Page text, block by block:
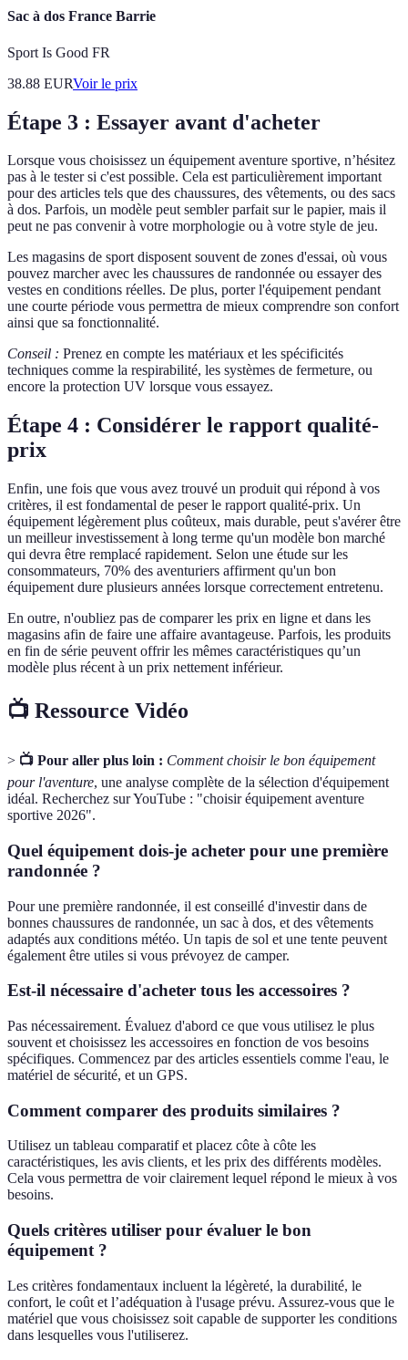
Sac à dos France Barrie
Sport Is Good FR
38.88 EURVoir le prix
Étape 3 : Essayer avant d'acheter
Lorsque vous choisissez un équipement aventure sportive, n’hésitez
pas à le tester si c'est possible. Cela est particulièrement important
pour des articles tels que des chaussures, des vêtements, ou des sacs
à dos. Parfois, un modèle peut sembler parfait sur le papier, mais il
peut ne pas convenir à votre morphologie ou à votre style de jeu.
Les magasins de sport disposent souvent de zones d'essai, où vous
pouvez marcher avec les chaussures de randonnée ou essayer des
vestes en conditions réelles. De plus, porter l'équipement pendant
une courte période vous permettra de mieux comprendre son confort
ainsi que sa fonctionnalité.
Conseil : Prenez en compte les matériaux et les spécificités
techniques comme la respirabilité, les systèmes de fermeture, ou
encore la protection UV lorsque vous essayez.
Étape 4 : Considérer le rapport qualité-
prix
Enfin, une fois que vous avez trouvé un produit qui répond à vos
critères, il est fondamental de peser le rapport qualité-prix. Un
équipement légèrement plus coûteux, mais durable, peut s'avérer être
un meilleur investissement à long terme qu'un modèle bon marché
qui devra être remplacé rapidement. Selon une étude sur les
consommateurs, 70% des aventuriers affirment qu'un bon
équipement dure plusieurs années lorsque correctement entretenu.
En outre, n'oubliez pas de comparer les prix en ligne et dans les
magasins afin de faire une affaire avantageuse. Parfois, les produits
en fin de série peuvent offrir les mêmes caractéristiques qu’un
modèle plus récent à un prix nettement inférieur.
📺 Ressource Vidéo
> 📺 Pour aller plus loin : Comment choisir le bon équipement
pour l'aventure, une analyse complète de la sélection d'équipement
idéal. Recherchez sur YouTube : "choisir équipement aventure
sportive 2026".
Quel équipement dois-je acheter pour une première
randonnée ?
Pour une première randonnée, il est conseillé d'investir dans de
bonnes chaussures de randonnée, un sac à dos, et des vêtements
adaptés aux conditions météo. Un tapis de sol et une tente peuvent
également être utiles si vous prévoyez de camper.
Est-il nécessaire d'acheter tous les accessoires ?
Pas nécessairement. Évaluez d'abord ce que vous utilisez le plus
souvent et choisissez les accessoires en fonction de vos besoins
spécifiques. Commencez par des articles essentiels comme l'eau, le
matériel de sécurité, et un GPS.
Comment comparer des produits similaires ?
Utilisez un tableau comparatif et placez côte à côte les
caractéristiques, les avis clients, et les prix des différents modèles.
Cela vous permettra de voir clairement lequel répond le mieux à vos
besoins.
Quels critères utiliser pour évaluer le bon
équipement ?
Les critères fondamentaux incluent la légèreté, la durabilité, le
confort, le coût et l’adéquation à l'usage prévu. Assurez-vous que le
matériel que vous choisissez soit capable de supporter les conditions
dans lesquelles vous l'utiliserez.